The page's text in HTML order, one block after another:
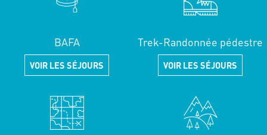
BAFA
VOIR LES SÉJOURS
Trek-Randonnée pédestre
VOIR LES SÉJOURS